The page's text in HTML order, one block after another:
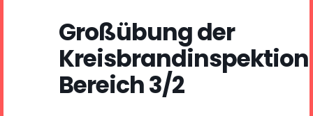
Großübung der
Kreisbrandinspektion
Bereich 3/2